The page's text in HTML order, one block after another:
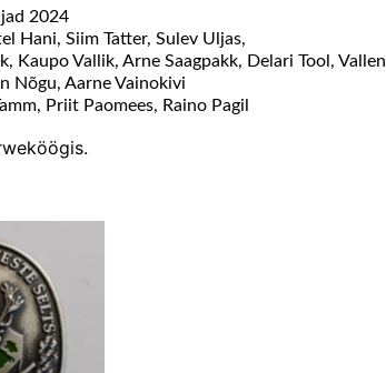
2024
Hani, Siim Tatter, Sulev Uljas,
Kaupo Vallik, Arne Saagpakk, Delari Tool, Vallen
Nõgu, Aarne Vainokivi
Priit Paomees, Raino Pagil